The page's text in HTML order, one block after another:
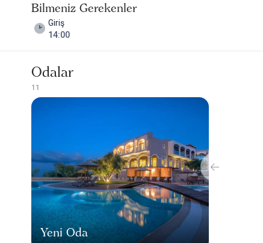
Bilmeniz Gerekenler
Giriş
14:00
Odalar
1 1
Yeni Oda